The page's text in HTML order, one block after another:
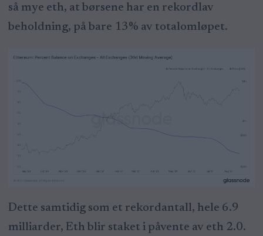
så mye eth, at børsene har en rekordlav
beholdning, på bare 13% av totalomløpet.
Dette samtidig som et rekordantall, hele 6.9
milliarder, Eth blir staket i påvente av eth 2.0.